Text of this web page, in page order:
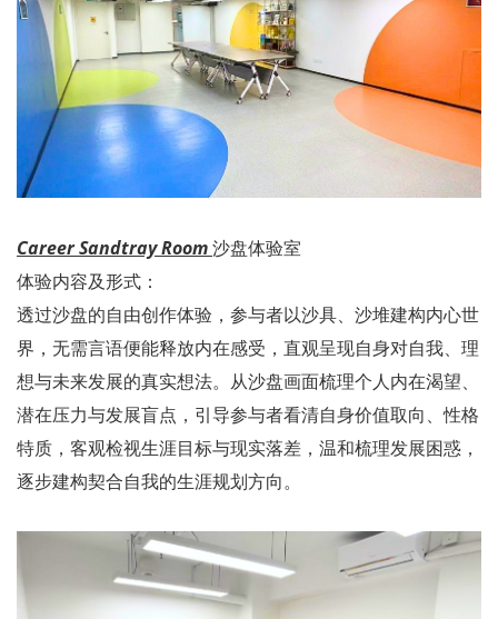
Career Sandtray Room沙盘体验室
体验内容及形式：
透过沙盘的自由创作体验，参与者以沙具、沙堆建构内心世
界，无需言语便能释放内在感受，直观呈现自身对自我、理
想与未来发展的真实想法。从沙盘画面梳理个人内在渴望、
潜在压力与发展盲点，引导参与者看清自身价值取向、性格
特质，客观检视生涯目标与现实落差，温和梳理发展困惑，
逐步建构契合自我的生涯规划方向。